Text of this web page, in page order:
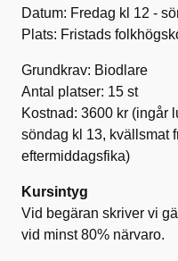
Datum: Fredag kl 12 -
Plats: Fristads
Grundkrav: Biodlare
Antal platser: 15 st
Kostnad: 3600 kr (ingår
söndag kl 13, kvällsmat
eftermiddagsfika)
Kursintyg
Vid begäran skriver vi
vid minst 80% närvaro.